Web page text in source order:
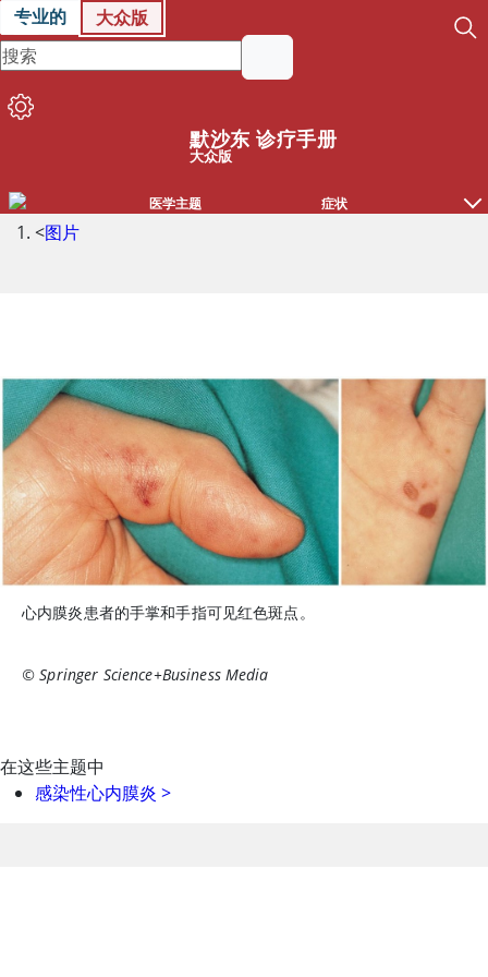
专业的 大众版
默沙东 诊疗手册
大众版
医学主题 症状
<图片
心内膜炎患者的手掌和手指可见红色斑点。
© Springer Science+Business Media
在这些主题中
感染性心内膜炎 >